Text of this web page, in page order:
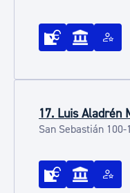
17. Luis Aladrén
San Sebastián 100-